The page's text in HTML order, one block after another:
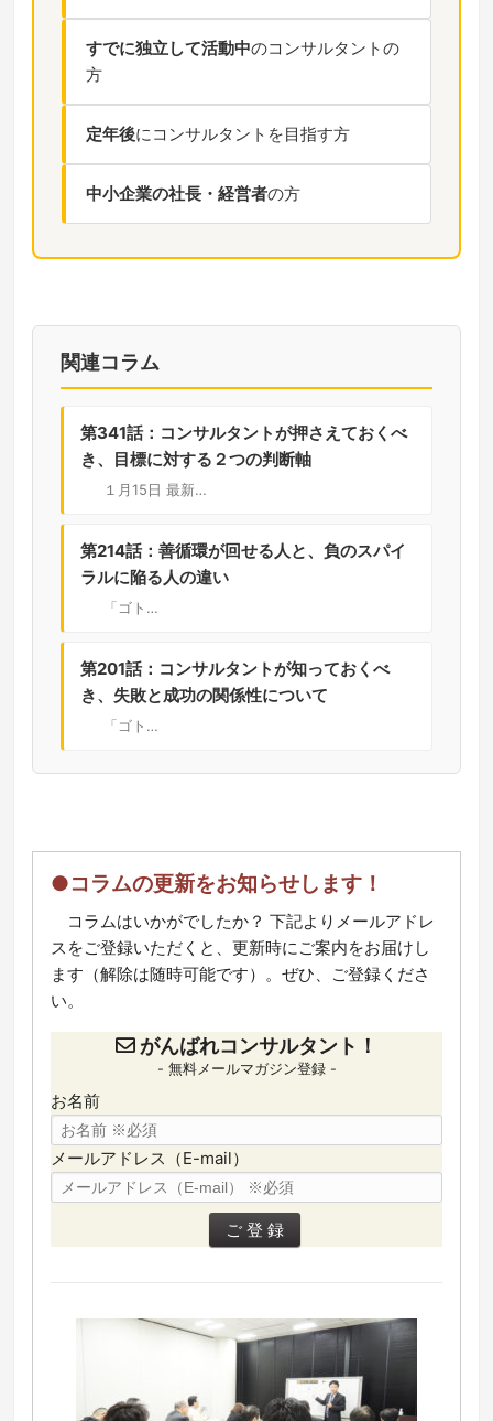
すでに独立して活動中のコンサルタントの
方
定年後にコンサルタントを目指す方
中小企業の社長・経営者の方
関連コラム
第341話：コンサルタントが押さえておくべ
き、目標に対する２つの判断軸
１月15日 最新…
第214話：善循環が回せる人と、負のスパイ
ラルに陥る人の違い
「ゴト…
第201話：コンサルタントが知っておくべ
き、失敗と成功の関係性について
「ゴト…
●コラムの更新をお知らせします！
コラムはいかがでしたか？ 下記よりメールアドレ
スをご登録いただくと、更新時にご案内をお届けし
ます（解除は随時可能です）。ぜひ、ご登録くださ
い。
がんばれコンサルタント！
- 無料メールマガジン登録 -
お名前
メールアドレス（E-mail）